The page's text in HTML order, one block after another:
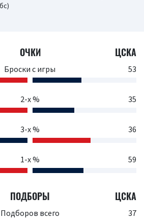
ОЧКИ ЦСКА
Броски с игры 53
2-х % 35
3-х % 36
1-х % 59
ПОДБОРЫ ЦСКА
Подборов всего 37